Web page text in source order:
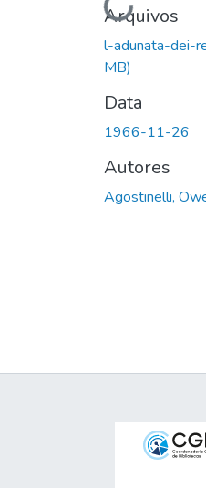
Carregando...
Arquivos
l-adunata-dei-
MB)
Data
1966-11-26
Autores
Agostinelli,